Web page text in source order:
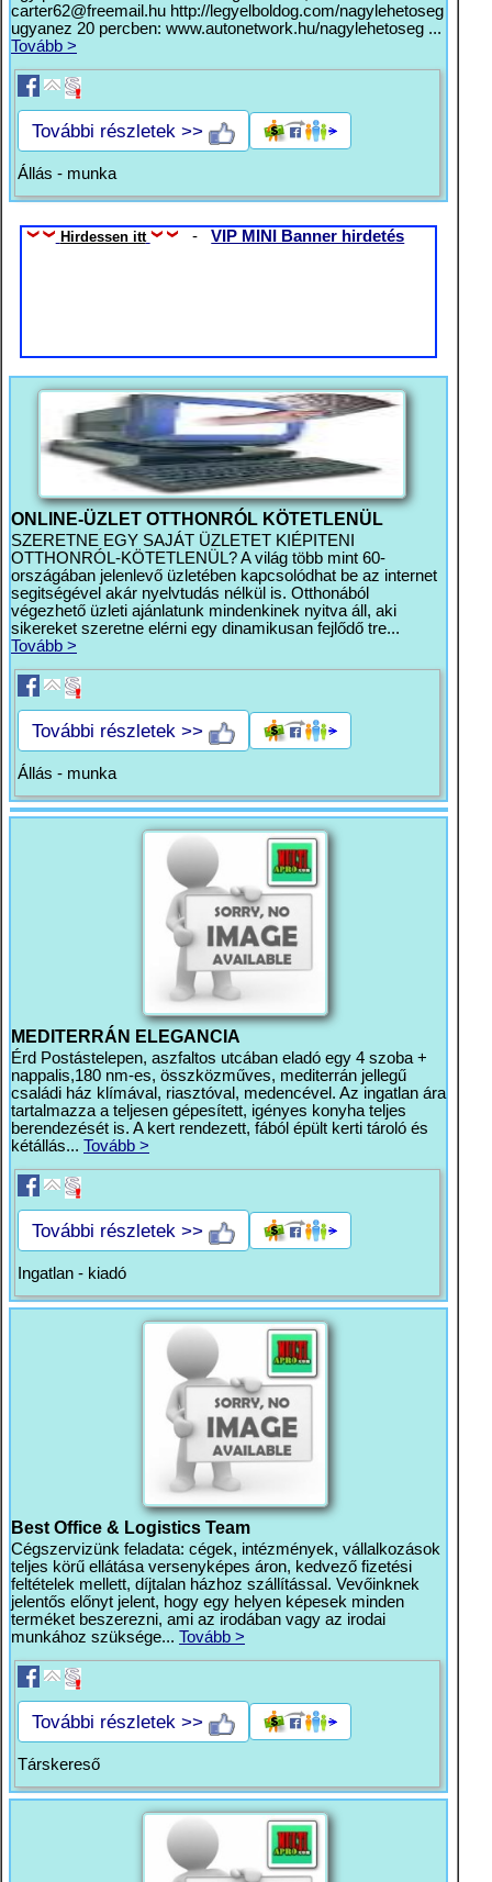
carter62@freemail.hu http://legyelboldog.com/nagylehetoseg
ugyanez 20 percben: www.autonetwork.hu/nagylehetoseg ...
Tovább >
További részletek >>
Állás - munka
Hirdessen itt -VIP MINI Banner hirdetés
ONLINE-ÜZLET OTTHONRÓL KÖTETLENÜL
SZERETNE EGY SAJÁT ÜZLETET KIÉPITENI
OTTHONRÓL-KÖTETLENÜL? A világ több mint 60-
országában jelenlevő üzletében kapcsolódhat be az internet
segitségével akár nyelvtudás nélkül is. Otthonából
végezhető üzleti ajánlatunk mindenkinek nyitva áll, aki
sikereket szeretne elérni egy dinamikusan fejlődő tre...
Tovább >
További részletek >>
Állás - munka
MEDITERRÁN ELEGANCIA
Érd Postástelepen, aszfaltos utcában eladó egy 4 szoba +
nappalis,180 nm-es, összközműves, mediterrán jellegű
családi ház klímával, riasztóval, medencével. Az ingatlan ára
tartalmazza a teljesen gépesített, igényes konyha teljes
berendezését is. A kert rendezett, fából épült kerti tároló és
kétállás... Tovább >
További részletek >>
Ingatlan - kiadó
Best Office & Logistics Team
Cégszervizünk feladata: cégek, intézmények, vállalkozások
teljes körű ellátása versenyképes áron, kedvező fizetési
feltételek mellett, díjtalan házhoz szállítással. Vevőinknek
jelentős előnyt jelent, hogy egy helyen képesek minden
terméket beszerezni, ami az irodában vagy az irodai
munkához szüksége... Tovább >
További részletek >>
Társkereső